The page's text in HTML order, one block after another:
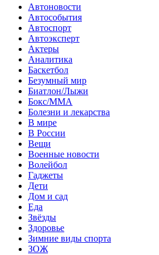
Автоновости
Автособытия
Автоспорт
Автоэксперт
Актеры
Аналитика
Баскетбол
Безумный мир
Биатлон/Лыжи
Бокс/MMA
Болезни и лекарства
В мире
В России
Вещи
Военные новости
Волейбол
Гаджеты
Дети
Дом и сад
Еда
Звёзды
Здоровье
Зимние виды спорта
ЗОЖ